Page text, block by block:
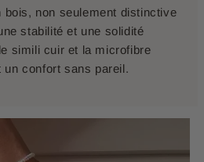
bois, non seulement distinctive
stabilité et une solidité
simili cuir et la microfibre
confort sans pareil.